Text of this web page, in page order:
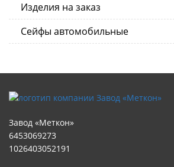
Изделия на заказ
Сейфы автомобильные
Завод «Меткон»
6453069273
1026403052191